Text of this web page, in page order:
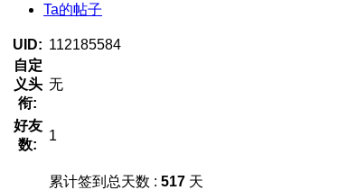
Ta的帖子
UID: 112185584
自定
义头
衔:
无
好友
数:
1
累计签到总天数 : 517 天